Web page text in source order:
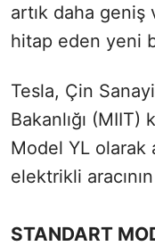
artık daha geniş
hitap eden yeni
Tesla, Çin
Bakanlığı (MIIT)
Model YL olarak
elektrikli
STANDART